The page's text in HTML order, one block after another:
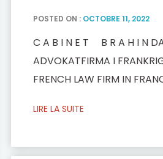
POSTED ON : OCTOBRE 11, 2022
C A B I N E T B R A H I N
ADVOKATFIRMA I
FRENCH LAW FIRM IN
l’obtention d’un prêt 1. La
subordonnée à
LIRE LA SUITE